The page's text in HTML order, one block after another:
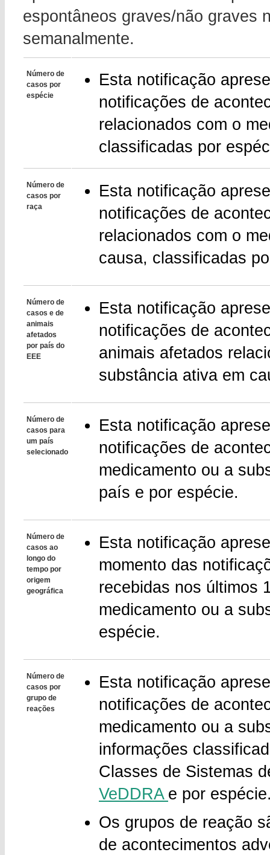
espontâneos graves/não graves
semanalmente.
Número de
casos por
espécie
Esta notificação
notificações de
relacionados com o
classificadas por
Número de
casos por
raça
Esta notificação
notificações de
relacionados com o
causa, classificadas
Número de
casos e de
animais
afetados
por país do
EEE
Esta notificação
notificações de
animais afetados
substância ativa em
Número de
casos para
um país
selecionado
Esta notificação
notificações de
medicamento ou a
país e por espécie.
Número de
casos ao
longo do
tempo por
origem
geográfica
Esta notificação
momento das
recebidas nos últimos
medicamento ou a
espécie.
Número de
casos por
grupo de
reações
Esta notificação
notificações de
medicamento ou a
informações
Classes de Sistemas
VeDDRA e por
Os grupos de reação
de acontecimentos